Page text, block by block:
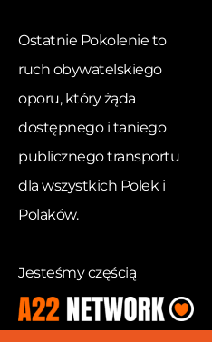
Ostatnie Pokolenie to
ruch obywatelskiego
oporu, który żąda
dostępnego i taniego
publicznego transportu
dla wszystkich Polek i
Polaków.
Jesteśmy częścią